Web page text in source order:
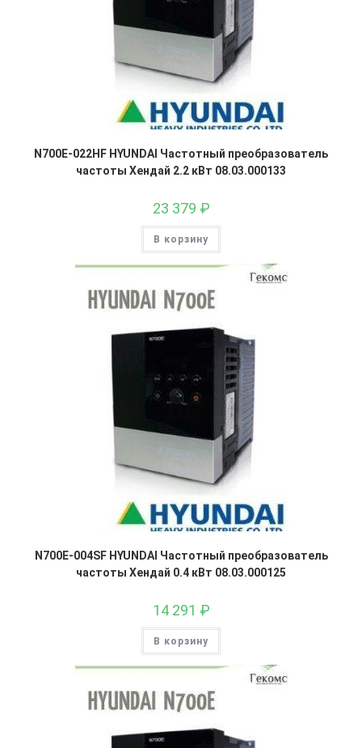
N700E-022HF HYUNDAI Частотный преобразователь
частоты Хендай 2.2 кВт 08.03.000133
23 379 ₽
В корзину
N700E-004SF HYUNDAI Частотный преобразователь
частоты Хендай 0.4 кВт 08.03.000125
14 291 ₽
В корзину